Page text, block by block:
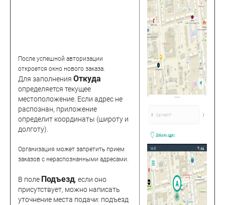
После успешной авторизации
откроется окно нового заказа.
Для заполнения Откуда
определяется текущее
местоположение. Если адрес не
распознан, приложение
определит координаты (широту и
долготу).
Организация может запретить прием
заказов с нераспознанными адресами.
В поле Подъезд, если оно
присутствует, можно написать
уточнение места подачи: подъезд